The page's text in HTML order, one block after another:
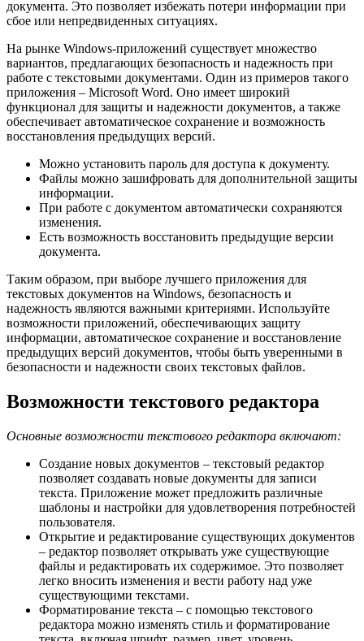
документа. Это позволяет избежать потери информации при
сбое или непредвиденных ситуациях.
На рынке Windows-приложений существует множество
вариантов, предлагающих безопасность и надежность при
работе с текстовыми документами. Один из примеров такого
приложения – Microsoft Word. Оно имеет широкий
функционал для защиты и надежности документов, а также
обеспечивает автоматическое сохранение и возможность
восстановления предыдущих версий.
Можно установить пароль для доступа к документу.
Файлы можно зашифровать для дополнительной защиты
информации.
При работе с документом автоматически сохраняются
изменения.
Есть возможность восстановить предыдущие версии
документа.
Таким образом, при выборе лучшего приложения для
текстовых документов на Windows, безопасность и
надежность являются важными критериями. Используйте
возможности приложений, обеспечивающих защиту
информации, автоматическое сохранение и восстановление
предыдущих версий документов, чтобы быть уверенными в
безопасности и надежности своих текстовых файлов.
Возможности текстового редактора
Основные возможности текстового редактора включают:
Создание новых документов – текстовый редактор
позволяет создавать новые документы для записи
текста. Приложение может предложить различные
шаблоны и настройки для удовлетворения потребностей
пользователя.
Открытие и редактирование существующих документов
– редактор позволяет открывать уже существующие
файлы и редактировать их содержимое. Это позволяет
легко вносить изменения и вести работу над уже
существующими текстами.
Форматирование текста – с помощью текстового
редактора можно изменять стиль и форматирование